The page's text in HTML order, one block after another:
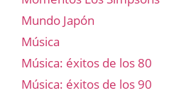
Mundo Japón
Música
Música: éxitos de los 80
Música: éxitos de los 90